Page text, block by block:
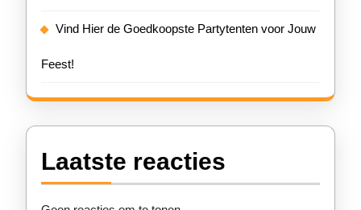
Vind Hier de Goedkoopste Partytenten voor Jouw
Feest!
Laatste reacties